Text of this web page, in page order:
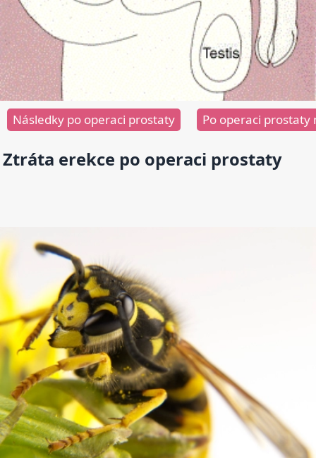
Následky po operaci prostaty Po operaci prostaty
Ztráta erekce po operaci prostaty